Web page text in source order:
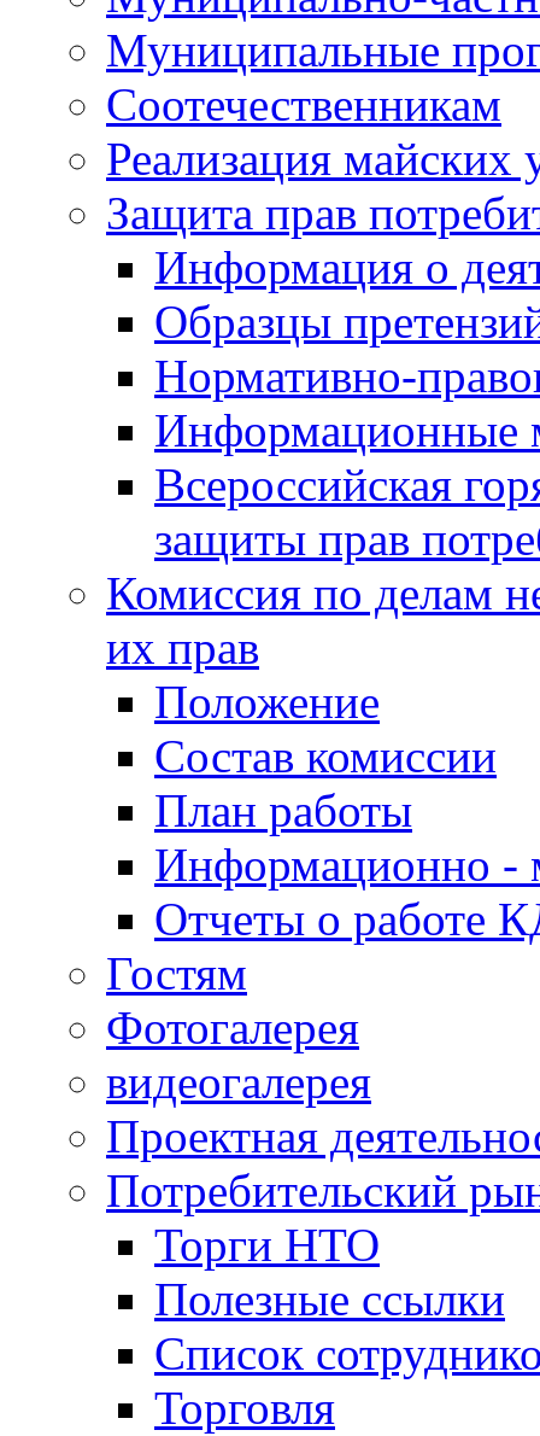
Муниципальные
Соотечественникам
Реализация майских
Защита прав
Информация о
Образцы
Нормативно-
Информационные
Всероссийская
защиты прав
Комиссия по делам
их прав
Положение
Состав комиссии
План работы
Информационно -
Отчеты о работе
Гостям
Фотогалерея
видеогалерея
Проектная
Потребительский
Торги НТО
Полезные ссылки
Список
Торговля